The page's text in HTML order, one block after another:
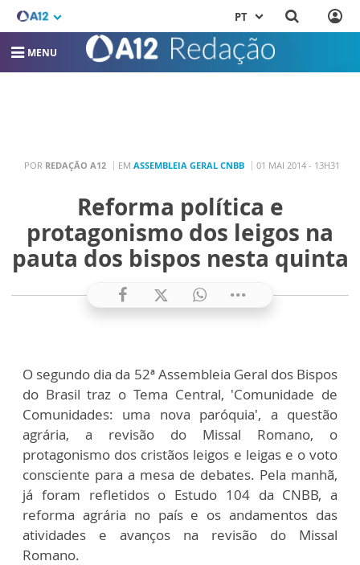
PT
MENU
POR REDAÇÃO A12 EM ASSEMBLEIA GERAL CNBB 01 MAI 2014 - 13H31
Reforma política e
protagonismo dos leigos na
pauta dos bispos nesta quinta
O segundo dia da 52ª Assembleia Geral dos Bispos
do Brasil traz o Tema Central, 'Comunidade de
Comunidades: uma nova paróquia', a questão
agrária, a revisão do Missal Romano, o
protagonismo dos cristãos leigos e leigas e o voto
consciente para a mesa de debates. Pela manhã,
já foram refletidos o Estudo 104 da CNBB, a
reforma agrária no país e os andamentos das
atividades e avanços na revisão do Missal
Romano.